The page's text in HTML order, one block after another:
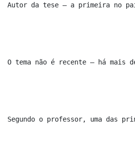
Autor da tese – a primeira no
O tema não é recente – há mais
Segundo o professor, uma das